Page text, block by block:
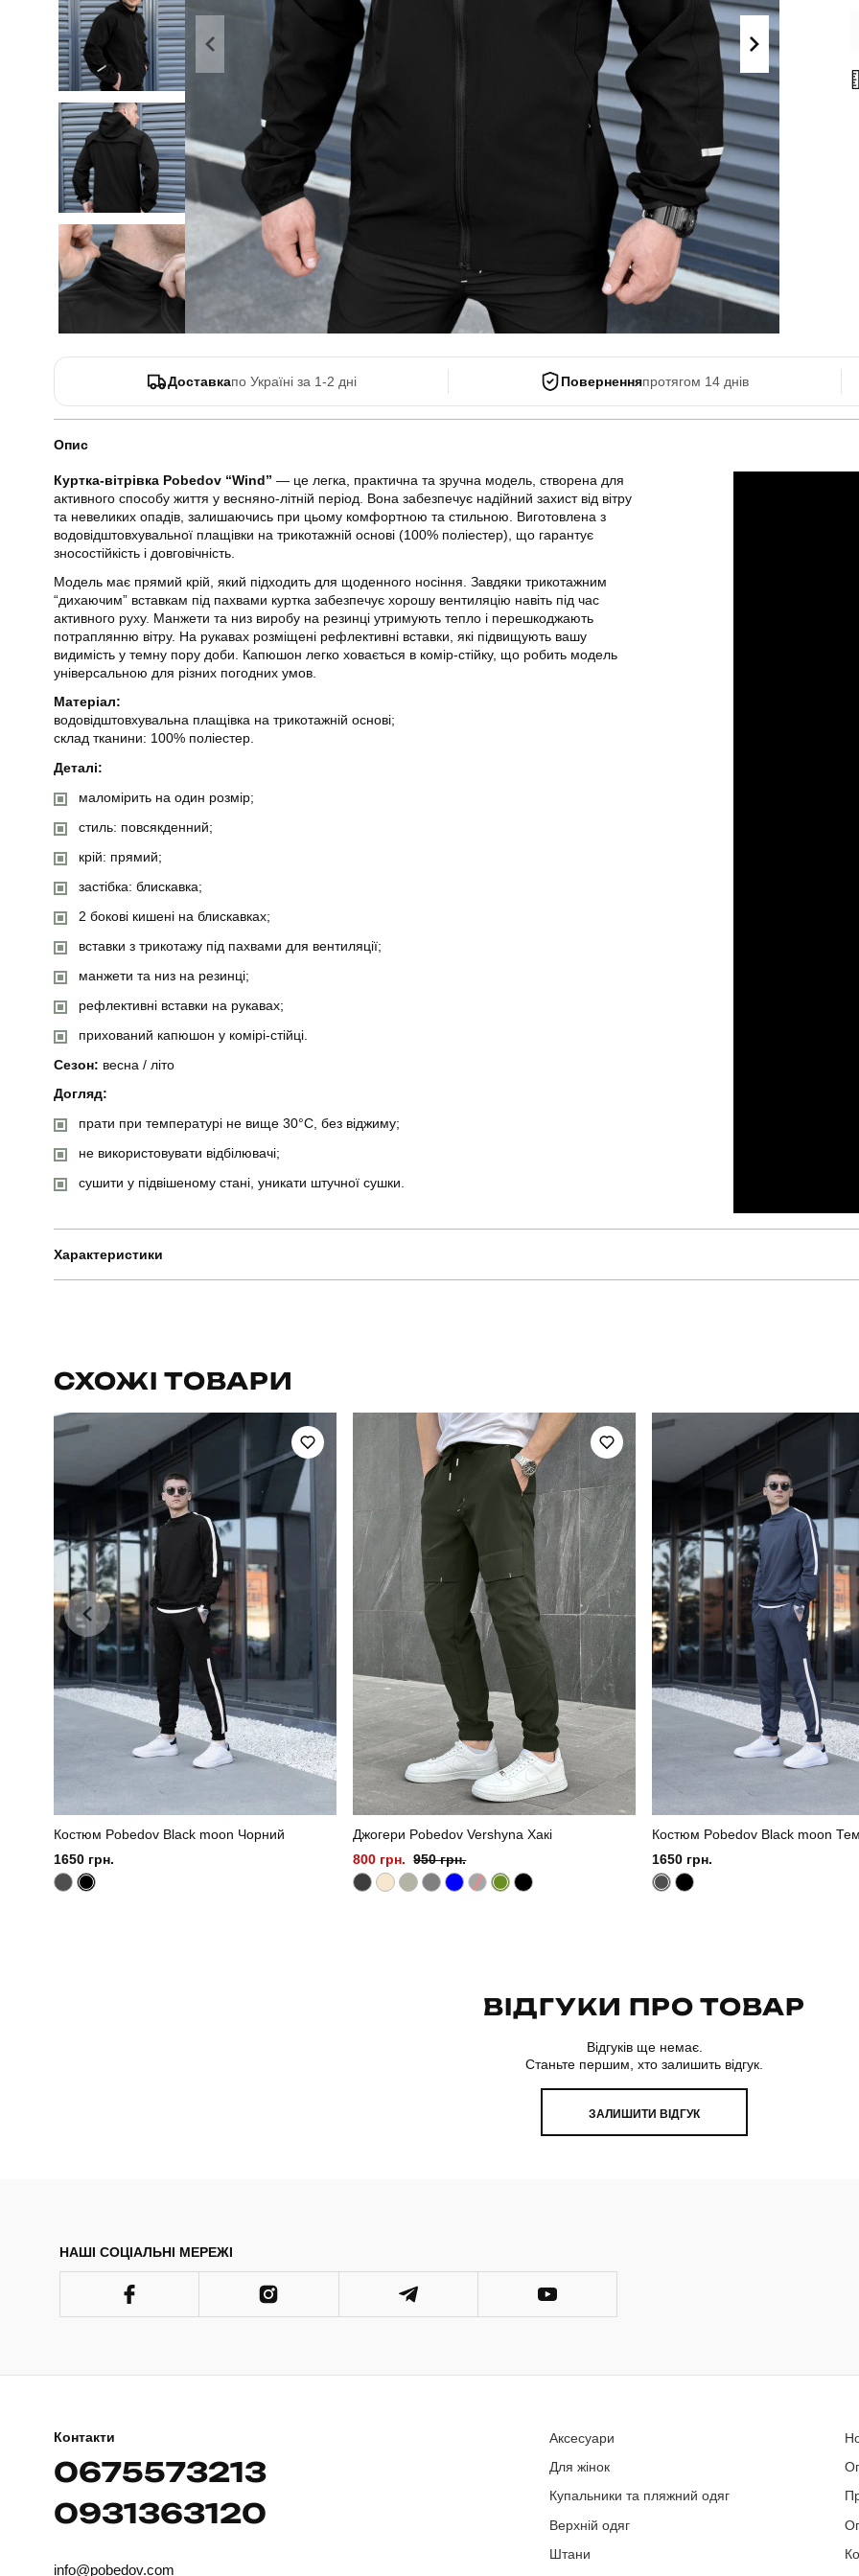
Сорочки
ХУДІ, СВІТШОТИ, СВЕТРИ
Кофти
Светри
Світшоти
Худі
Боді
Доставкапо Україні за 1-2 дні Поверненняпротягом 14 днів
Опис
Куртка-вітрівка Pobedov “Wind” — це легка, практична та зручна модель, створена для
активного способу життя у весняно-літній період. Вона забезпечує надійний захист від вітру
та невеликих опадів, залишаючись при цьому комфортною та стильною. Виготовлена з
водовідштовхувальної плащівки на трикотажній основі (100% поліестер), що гарантує
зносостійкість і довговічність.
Модель має прямий крій, який підходить для щоденного носіння. Завдяки трикотажним
“дихаючим” вставкам під пахвами куртка забезпечує хорошу вентиляцію навіть під час
активного руху. Манжети та низ виробу на резинці утримують тепло і перешкоджають
потраплянню вітру. На рукавах розміщені рефлективні вставки, які підвищують вашу
видимість у темну пору доби. Капюшон легко ховається в комір-стійку, що робить модель
універсальною для різних погодних умов.
Матеріал:
водовідштовхувальна плащівка на трикотажній основі;
склад тканини: 100% поліестер.
Деталі:
маломірить на один розмір;
стиль: повсякденний;
крій: прямий;
застібка: блискавка;
2 бокові кишені на блискавках;
вставки з трикотажу під пахвами для вентиляції;
манжети та низ на резинці;
рефлективні вставки на рукавах;
прихований капюшон у комірі-стійці.
Сезон: весна / літо
Догляд:
прати при температурі не вище 30°C, без віджиму;
не використовувати відбілювачі;
сушити у підвішеному стані, уникати штучної сушки.
Характеристики
Призначення
Стиль повсякденний
Колір чорний Матеріал
Склад тканини водовідштовхуюча плащівка на трикотажній основі (100% поліестер) Країна - виробник
СХОЖІ ТОВАРИ
Костюм Pobedov Black moon Чорний
1650 грн.
Джогери Pobedov Vershyna Хакі
800 грн. 950 грн.
Костюм Pobedov Black moon
1650 грн.
ВІДГУКИ ПРО ТОВАР
Відгуків ще немає.
Станьте першим, хто залишить відгук.
ЗАЛИШИТИ ВІДГУК
НАШІ СОЦІАЛЬНІ МЕРЕЖІ
Контакти
0675573213
0931363120
info@pobedov.com
Аксесуари
Для жінок
Купальники та пляжний одяг
Верхній одяг
Штани